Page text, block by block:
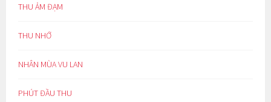
THU ẢM ĐẠM
THU NHỚ
NHÂN MÙA VU LAN
PHÚT ĐẦU THU